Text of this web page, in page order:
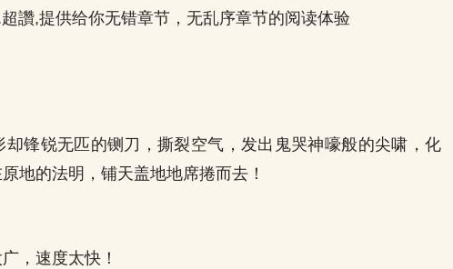
讚,提供给你无错章节，无乱序章节的阅读体验
锋锐无匹的铡刀，撕裂空气，发出鬼哭神嚎般的尖啸，化
地的法明，铺天盖地地席捲而去！
，速度太快！